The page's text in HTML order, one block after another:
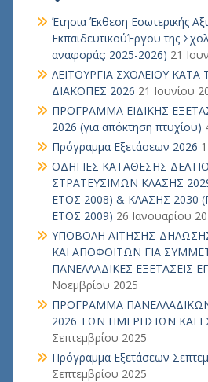
Έτησια Έκθεση Εσωτερικής
ΕκπαιδευτικούΈργου της
αναφοράς: 2025-2026) 21
ΛΕΙΤΟΥΡΓΙΑ ΣΧΟΛΕΙΟΥ ΚΑΤΑ
ΔΙΑΚΟΠΕΣ 2026 21 Ιουνίου
ΠΡΟΓΡΑΜΜΑ ΕΙΔΙΚΗΣ
2026 (για απόκτηση πτυχίου)
Πρόγραμμα Εξετάσεων 2026
ΟΔΗΓΙΕΣ ΚΑΤΑΘΕΣΗΣ
ΣΤΡΑΤΕΥΣΙΜΩΝ ΚΛΑΣΗΣ
ΕΤΟΣ 2008) & ΚΛΑΣΗΣ 2030
ΕΤΟΣ 2009) 26 Ιανουαρίου
ΥΠΟΒΟΛΗ ΑΙΤΗΣΗΣ-
ΚΑΙ ΑΠΟΦΟΙΤΩΝ ΓΙΑ
ΠΑΝΕΛΛΑΔΙΚΕΣ ΕΞΕΤΑΣΕΙΣ
Νοεμβρίου 2025
ΠΡΟΓΡΑΜΜΑ
2026 ΤΩΝ ΗΜΕΡΗΣΙΩΝ ΚΑΙ
Σεπτεμβρίου 2025
Πρόγραμμα Εξετάσεων
Σεπτεμβρίου 2025